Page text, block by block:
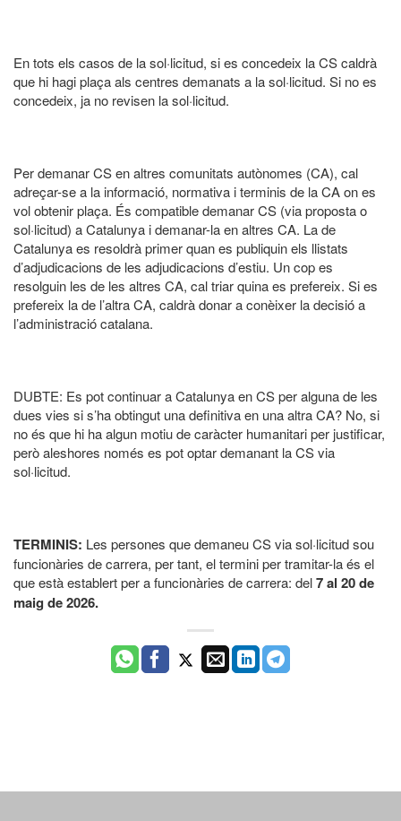
En tots els casos de la sol·licitud, si es concedeix la CS caldrà
que hi hagi plaça als centres demanats a la sol·licitud. Si no es
concedeix, ja no revisen la sol·licitud.
Per demanar CS en altres comunitats autònomes (CA), cal
adreçar-se a la informació, normativa i terminis de la CA on es
vol obtenir plaça. És compatible demanar CS (via proposta o
sol·licitud) a Catalunya i demanar-la en altres CA. La de
Catalunya es resoldrà primer quan es publiquin els llistats
d’adjudicacions de les adjudicacions d’estiu. Un cop es
resolguin les de les altres CA, cal triar quina es prefereix. Si es
prefereix la de l’altra CA, caldrà donar a conèixer la decisió a
l’administració catalana.
DUBTE: Es pot continuar a Catalunya en CS per alguna de les
dues vies si s’ha obtingut una definitiva en una altra CA? No, si
no és que hi ha algun motiu de caràcter humanitari per justificar,
però aleshores només es pot optar demanant la CS via
sol·licitud.
TERMINIS: Les persones que demaneu CS via sol·licitud sou
funcionàries de carrera, per tant, el termini per tramitar-la és el
que està establert per a funcionàries de carrera: del7 al 20 de
maig de 2026.